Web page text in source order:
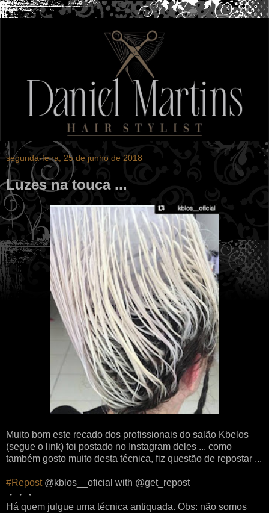
segunda-feira, 25 de junho de 2018
Luzes na touca ...
Muito bom este recado dos profissionais do salão Kbelos
(segue o link) foi postado no Instagram deles ... como
também gosto muito desta técnica, fiz questão de repostar ...
#Repost@kblos__oficial with @get_repost
・・・
Há quem julgue uma técnica antiquada. Obs: não somos